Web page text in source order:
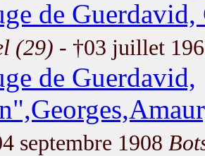
de Guerdavid,
(29) - †03 juillet
de Guerdavid,
septembre 1908